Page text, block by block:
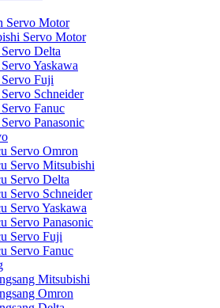
Servo Motor
Servo Motor
Delta
Yaskawa
Fuji
Schneider
Fanuc
Panasonic
Servo Omron
Servo Mitsubishi
Servo Delta
Servo Schneider
Servo Yaskawa
Servo Panasonic
Servo Fuji
Servo Fanuc
Mitsubishi
Omron